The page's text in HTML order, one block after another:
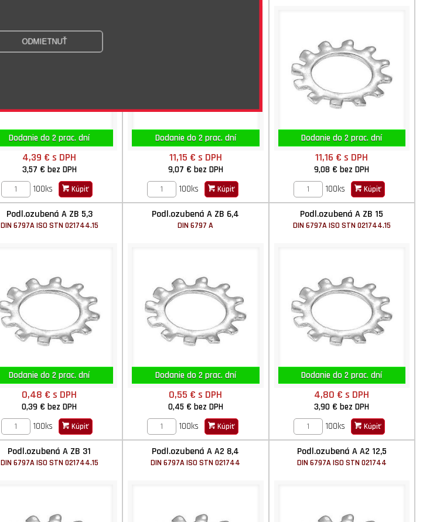
Dodanie do 2 prac. dní
4,39 €s DPH
3,57 € bez DPH
100ks
Kúpiť
Dodanie do 2 prac. dní
11,15 € s DPH
9,07 € bez DPH
100ks
Kúpiť
Dodanie do 2 prac. dní
11,16 €s DPH
9,08 €bez DPH
100ks
Kúpiť
Podl.ozubená A ZB 5,3
DIN 6797A ISO STN 021744.15
Dodanie do 2 prac. dní
0,48 €s DPH
0,39 €bez DPH
100ks
Kúpiť
Podl.ozubená A ZB 6,4
DIN 6797 A
Dodanie do 2 prac. dní
0,55 €s DPH
0,45 € bez DPH
100ks
Kúpiť
Podl.ozubená A ZB 15
DIN 6797A ISO STN 021744.15
Dodanie do 2 prac. dní
4,80 €s DPH
3,90 €bez DPH
100ks
Kúpiť
Podl.ozubená A ZB 31
DIN 6797A ISO STN 021744.15
Podl.ozubená A A2 8,4
DIN 6797A ISO STN 021744
Podl.ozubená A A2 12,5
DIN 6797A ISO STN 021744